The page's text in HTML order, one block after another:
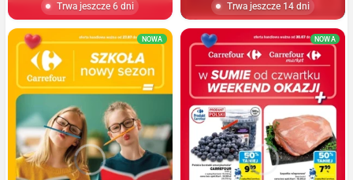
Trwa jeszcze 6 dni Trwa jeszcze 14 dni
NOWA NOWA